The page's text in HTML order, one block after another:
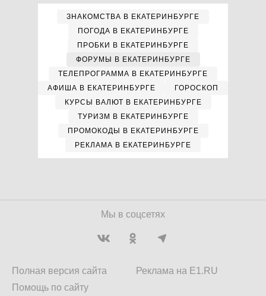
ЗНАКОМСТВА В ЕКАТЕРИНБУРГЕ
ПОГОДА В ЕКАТЕРИНБУРГЕ
ПРОБКИ В ЕКАТЕРИНБУРГЕ
ФОРУМЫ В ЕКАТЕРИНБУРГЕ
ТЕЛЕПРОГРАММА В ЕКАТЕРИНБУРГЕ
АФИША В ЕКАТЕРИНБУРГЕ
ГОРОСКОП
КУРСЫ ВАЛЮТ В ЕКАТЕРИНБУРГЕ
ТУРИЗМ В ЕКАТЕРИНБУРГЕ
ПРОМОКОДЫ В ЕКАТЕРИНБУРГЕ
РЕКЛАМА В ЕКАТЕРИНБУРГЕ
Мы в соцсетях
Полная версия сайта
Помощь по сайту
Реклама на E1.RU